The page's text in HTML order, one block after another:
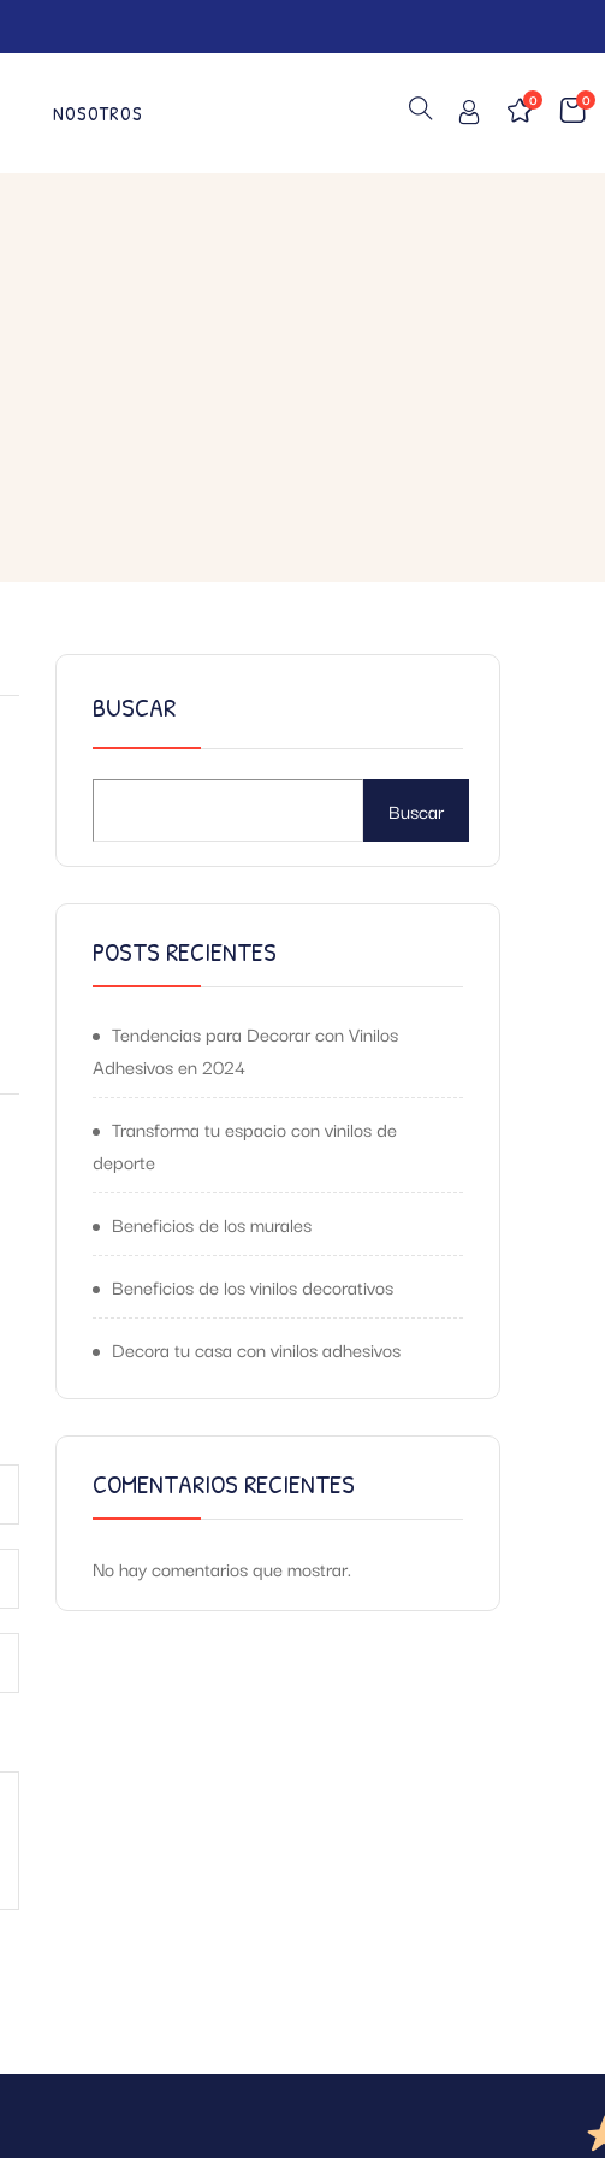
NOSOTROS
0
0
BUSCAR
Buscar
POSTS RECIENTES
Tendencias para Decorar con Vinilos
Adhesivos en 2024
Transforma tu espacio con vinilos de
deporte
Beneficios de los murales
Beneficios de los vinilos decorativos
Decora tu casa con vinilos adhesivos
COMENTARIOS RECIENTES
No hay comentarios que mostrar.